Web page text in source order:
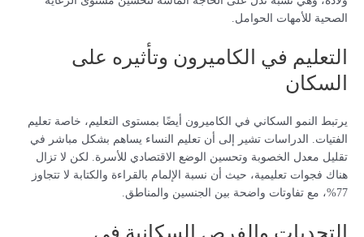
الصحية للأمهات الحوامل.
التعليم في الكاميرون وتأثيره على
السكان
يرتبط النمو السكاني في الكاميرون أيضًا بمستوى التعليم، خاصة تعليم
الفتيات. الدراسات تشير إلى أن تعليم النساء يساهم بشكل مباشر في
تقليل معدل الخصوبة وتحسين الوضع الاقتصادي للأسرة. لكن لا تزال
هناك فجوات تعليمية، حيث أن نسبة الإلمام بالقراءة والكتابة لا تتجاوز
77%، مع تفاوتات واضحة بين الجنسين والمناطق.